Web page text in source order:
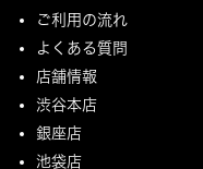
ご利用の流れ
よくある質問
店舗情報
渋谷本店
銀座店
池袋店